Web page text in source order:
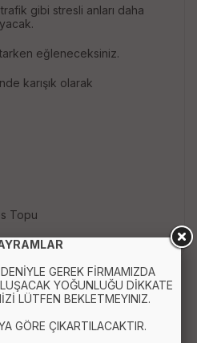
trafik gibi stresli anları daha
eğleneceksiniz.
karışık olarak
Topu
GEREK FİRMAMIZDA
YOĞUNLUĞU DİKKATE
LÜTFEN BEKLETMEYINIZ.
GÖRE ÇIKARTILACAKTIR.